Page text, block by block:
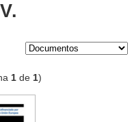
1 de1)